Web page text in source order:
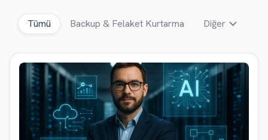
Tümü Backup & Felaket Kurtarma Diğer